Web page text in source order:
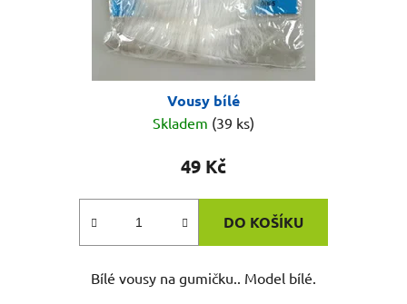
Vousy bílé
Skladem (39 ks)
49 Kč
DO KOŠÍKU
Bílé vousy na gumičku.. Model bílé.